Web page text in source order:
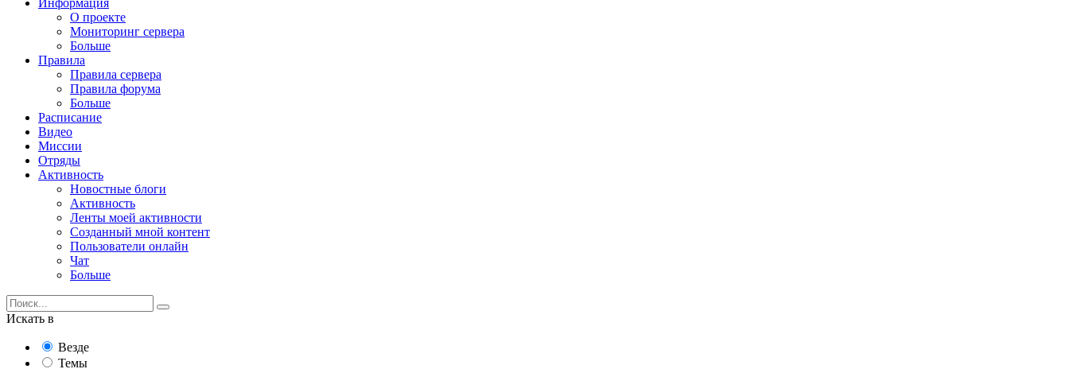
Информация
О проекте
Мониторинг сервера
Больше
Правила
Правила сервера
Правила форума
Больше
Расписание
Видео
Миссии
Отряды
Активность
Новостные блоги
Активность
Ленты моей активности
Созданный мной контент
Пользователи онлайн
Чат
Больше
Искать в
Везде
Темы